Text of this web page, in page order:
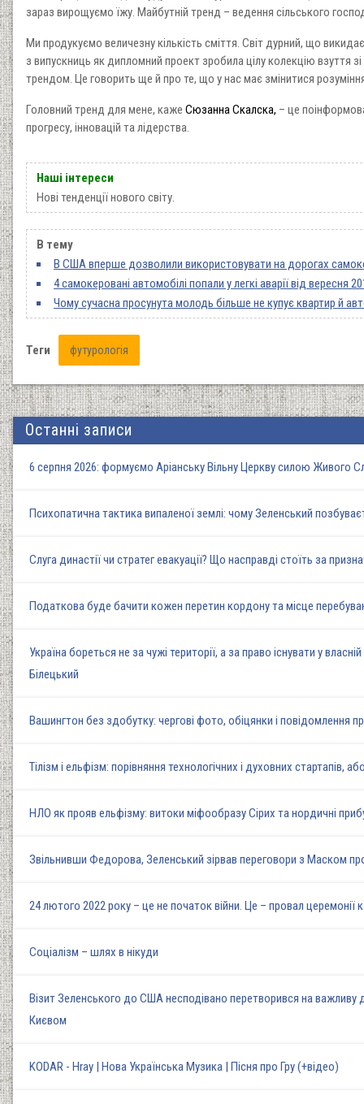
зараз вирощуємо їжу. Майбутній тренд – ведення сільського
Ми продукуємо величезну кількість сміття. Світ дурний, що
з випускниць як дипломний проект зробила цілу колекцію взуття
трендом. Це говорить ще й про те, що у нас має змінитися
Головний тренд для мене, каже Сюзанна Скалска, – це
прогресу, інновацій та лідерства.
Наші інтереси
Нові тенденції нового світу.
В тему
В США вперше дозволили використовувати на дорогах
4 самокеровані автомобілі попали у легкі аварії від вересня
Чому сучасна просунута молодь більше не купує квартир й
Теги футурологія
Останні записи
6 серпня 2026: формуємо Аріанську Вільну Церкву силою Живого
Психопатична тактика випаленої землі: чому Зеленський
Слуга династії чи стратег евакуації? Що насправді стоїть за
Податкова буде бачити кожен перетин кордону та місце
Україна бореться не за чужі території, а за право існувати у
Білецький
Вашингтон без здобутку: чергові фото, обіцянки і повідомлення
Тілізм і ельфізм: порівняння технологічних і духовних стартапів,
НЛО як прояв ельфізму: витоки міфообразу Сірих та нордичні
Звільнивши Федорова, Зеленський зірвав переговори з Маском
24 лютого 2022 року – це не початок війни. Це – провал
Соціалізм – шлях в нікуди
Візит Зеленського до США несподівано перетворився на
Києвом
KODAR - Hray | Нова Українська Музика | Пісня про Гру (+відео)